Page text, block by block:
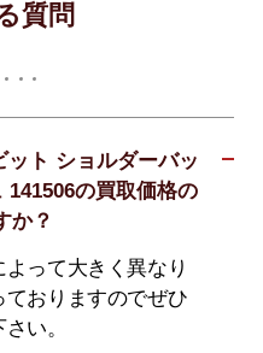
質問
ト ショルダーバッ
の買取価格の
か？
って大きく異なり
ておりますのでぜひ
い。